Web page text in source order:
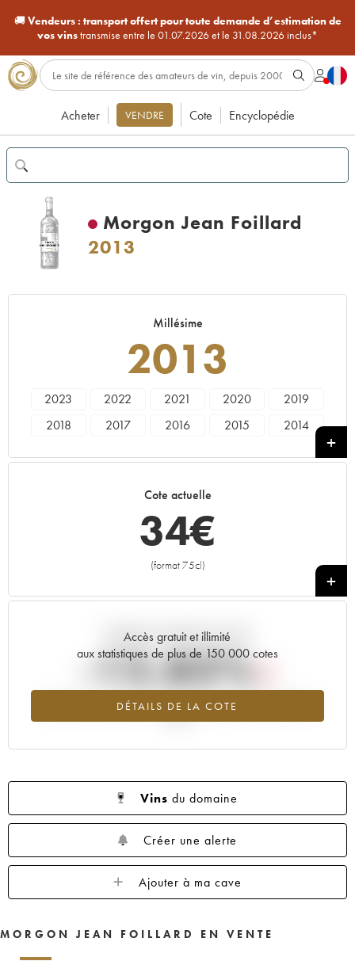
🚚Vendeurs : transport offert pour toute demande d’estimation de
vos vinstransmise entre le 01.07.2026 et le 31.08.2026 inclus*
Acheter VENDRE Cote Encyclopédie
Morgon Jean Foillard
2013
Millésime
2013
2023 2022 2021 2020
2019
2018
2017 2016 2015
2014
Cote actuelle
34€
(format 75cl)
+
Accès gratuit et illimité
aux statistiques de plus de 150 000 cotes
DÉTAILS DE LA COTE
Tendance actuelle de la cote
-12.83%
Tendance à la baisse du millésime 2013 en 2026 par rapport à
Vins du domaine
Créer une alerte
Ajouter à ma cave
MORGON JEAN FOILLARD EN VENTE